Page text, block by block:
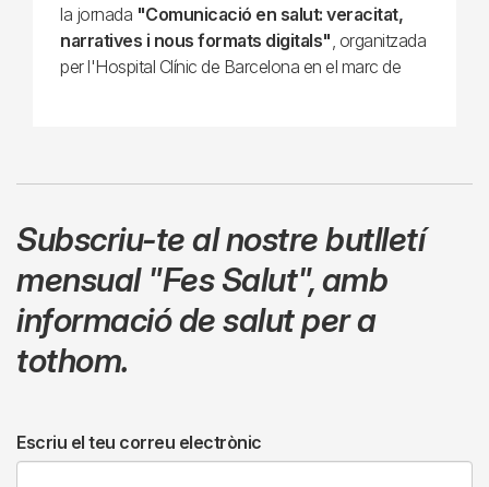
la jornada "Comunicació en salut: veracitat,
narratives i nous formats digitals" , organitzada
per l'Hospital Clínic de Barcelona en el marc de
Subscriu-te al nostre butlletí
mensual "Fes Salut",amb
informació de salut per a
tothom.
Escriu el teu correu electrònic